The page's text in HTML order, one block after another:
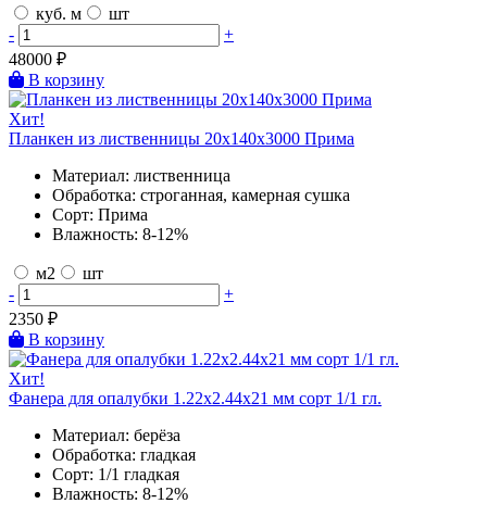
куб. м
шт
-
+
48000 ₽
В корзину
Хит!
Планкен из лиственницы 20х140х3000 Прима
Материал: лиственница
Обработка: строганная, камерная сушка
Сорт: Прима
Влажность: 8-12%
м2
шт
-
+
2350 ₽
В корзину
Хит!
Фанера для опалубки 1.22х2.44х21 мм сорт 1/1 гл.
Материал: берёза
Обработка: гладкая
Сорт: 1/1 гладкая
Влажность: 8-12%